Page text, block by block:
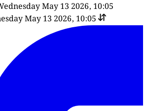
May 13 2026, 10:05
May 13 2026, 10:05